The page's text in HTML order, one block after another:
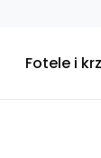
Fotele i